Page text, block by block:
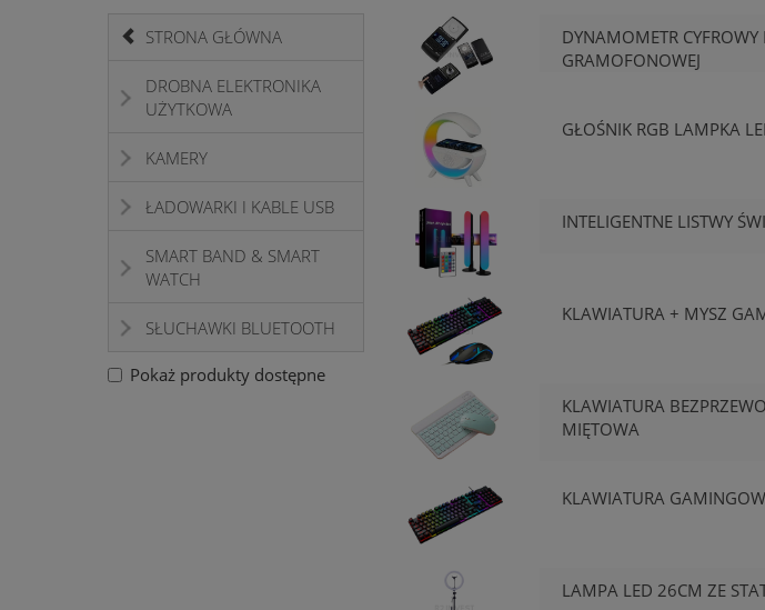
DYNAMOMETR CYFROWY
GRAMOFONOWEJ
GŁOŚNIK RGB LAMPKA
INTELIGENTNE LISTWY
KLAWIATURA + MYSZ
KLAWIATURA
MIĘTOWA
KLAWIATURA
LAMPA LED 26CM ZE
STRONA GŁÓWNA
DROBNA ELEKTRONIKA
UŻYTKOWA
KAMERY
ŁADOWARKI I KABLE USB
SMART BAND & SMART
WATCH
SŁUCHAWKI BLUETOOTH
Pokaż produkty dostępne